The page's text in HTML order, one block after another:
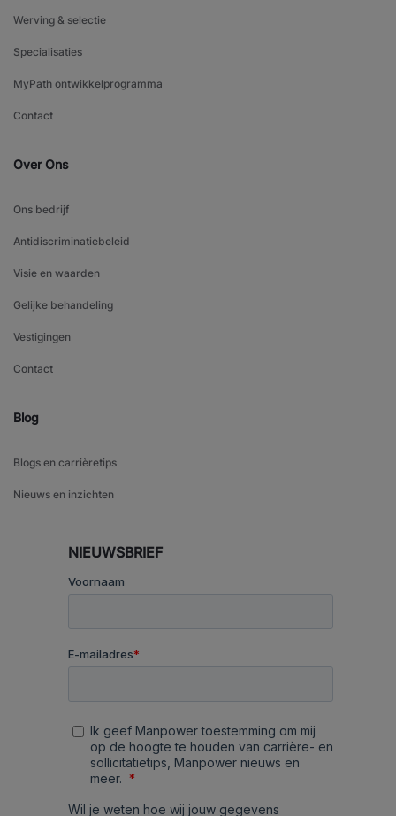
Werving & selectie
Specialisaties
MyPath ontwikkelprogramma
Contact
Over Ons
Ons bedrijf
Antidiscriminatiebeleid
Visie en waarden
Gelijke behandeling
Vestigingen
Contact
Blog
Blogs en carrièretips
Nieuws en inzichten
NIEUWSBRIEF